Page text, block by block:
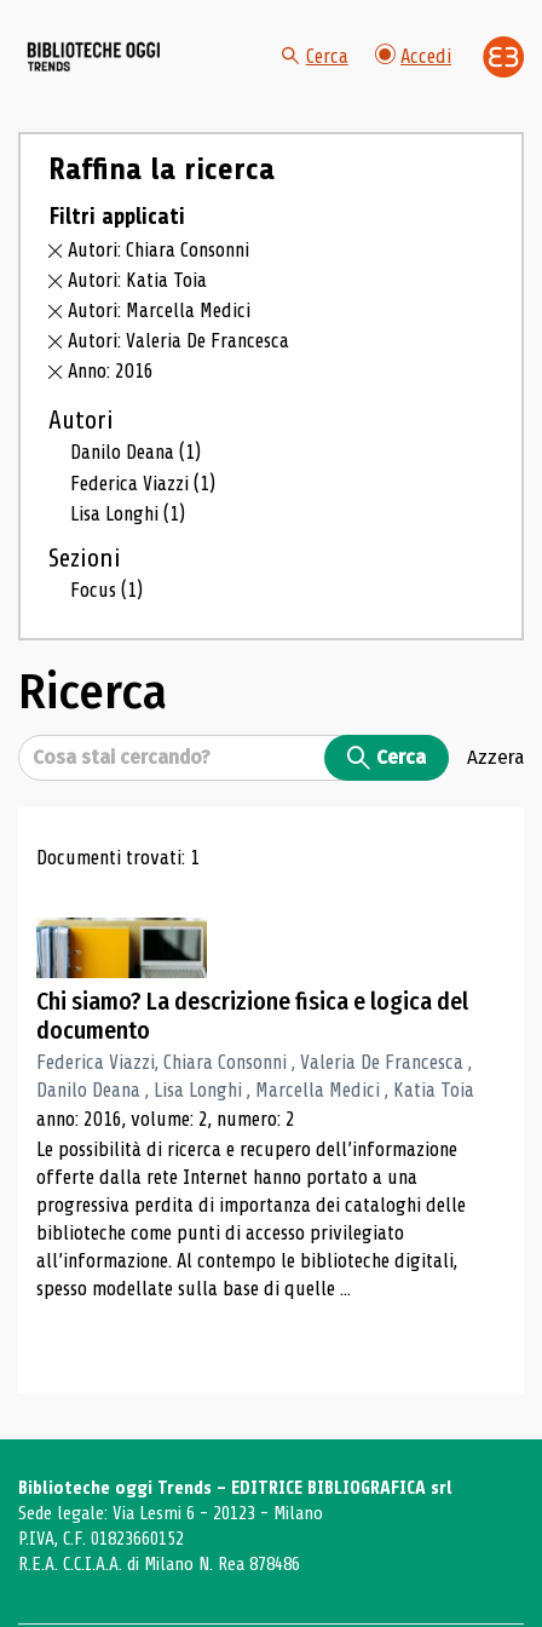
Cerca Accedi
Raffina la ricerca
Filtri applicati
Autori: Chiara Consonni
Autori: Katia Toia
Autori: Marcella Medici
Autori: Valeria De Francesca
Anno: 2016
Autori
Danilo Deana(1)
Federica Viazzi(1)
Lisa Longhi(1)
Sezioni
Focus(1)
Ricerca
Cerca Cerca Azzera
Risultati di ricerca
Documenti trovati: 1
Chi siamo? La descrizione fisica e logica del
documento
Federica Viazzi, Chiara Consonni , Valeria De Francesca ,
Danilo Deana , Lisa Longhi , Marcella Medici , Katia Toia
anno: 2016, volume: 2, numero: 2
Le possibilità di ricerca e recupero dell’informazione
offerte dalla rete Internet hanno portato a una
progressiva perdita di importanza dei cataloghi delle
biblioteche come punti di accesso privilegiato
all’informazione. Al contempo le biblioteche digitali,
spesso modellate sulla base di quelle ...
Biblioteche oggi Trends - EDITRICE BIBLIOGRAFICA srl
Sede legale: Via Lesmi 6 - 20123 - Milano
P.IVA, C.F. 01823660152
R.E.A. C.C.I.A.A. di Milano N. Rea 878486